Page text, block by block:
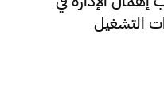
التشغيل